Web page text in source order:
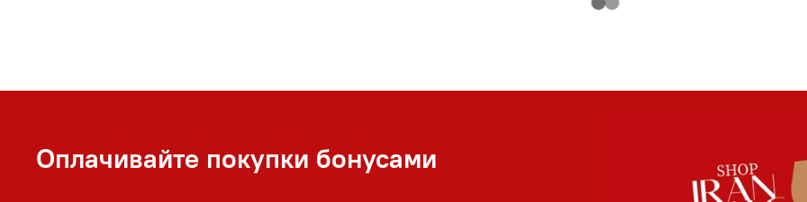
Оплачивайте покупки бонусами